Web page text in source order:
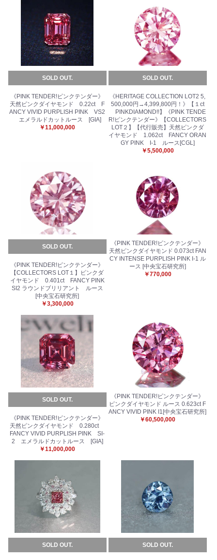
SOLD OUT.
《PINK TENDER!ピンクテンダー》
天然ピンクダイヤモンド 0.22ct F
ANCY VIVID PURPLISH PINK VS2
エメラルドカットルース [GIA]
￥11,000,000
SOLD OUT.
《HERITAGE COLLECTION LOT2 5,
500,000円→4,399,800円！》【１ct
PINKDIAMOND!!】《PINK TENDE
R!ピンクテンダー》【COLLECTORS
LOT２】【代行販売】天然ピンクダ
イヤモンド 1.062ct FANCY ORAN
GY PINK I-1 ルース[CGL]
￥5,500,000
SOLD OUT.
《PINK TENDER!ピンクテンダー》
【COLLECTORS LOT１】ピンクダ
イヤモンド 0.401ct FANCY PINK
SI2 ラウンドブリリアント ルース
[中央宝石研究所]
￥3,300,000
《PINK TENDER!ピンクテンダー》
天然ピンクダイヤモンド 0.073ct FAN
CY INTENSE PURPLISH PINK I-1 ル
ース [中央宝石研究所]
￥770,000
SOLD OUT.
《PINK TENDER!ピンクテンダー》
天然ピンクダイヤモンド 0.280ct
FANCY VIVID PURPLISH PINK SI-
2 エメラルドカットルース [GIA]
￥11,000,000
《PINK TENDER!ピンクテンダー》
ピンクダイヤモンド ルース 0.623ct F
ANCY VIVID PINK I1[中央宝石研究所]
￥60,500,000
SOLD OUT. SOLD OUT.
お買い物を続ける カートへ進む